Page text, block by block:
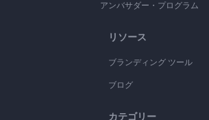
アンバサダー・プログラム
リソース
ブランディング ツール
ブログ
カテゴリー